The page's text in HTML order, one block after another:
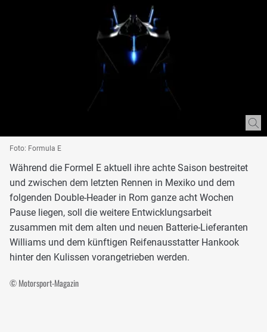
Foto: Formula E
Während die Formel E aktuell ihre achte Saison bestreitet
und zwischen dem letzten Rennen in Mexiko und dem
folgenden Double-Header in Rom ganze acht Wochen
Pause liegen, soll die weitere Entwicklungsarbeit
zusammen mit dem alten und neuen Batterie-Lieferanten
Williams und dem künftigen Reifenausstatter Hankook
hinter den Kulissen vorangetrieben werden.
© Motorsport-Magazin